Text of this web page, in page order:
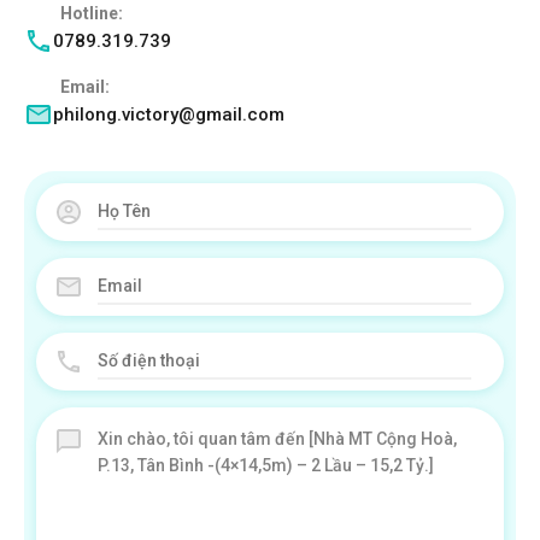
Hotline:
0789.319.739
Email:
philong.victory@gmail.com